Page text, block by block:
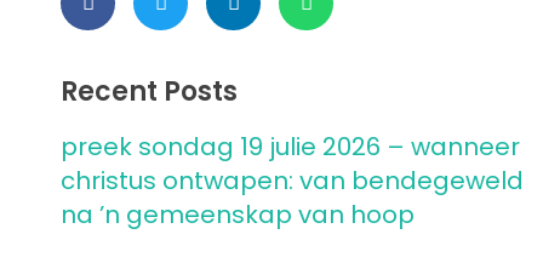
Recent Posts
preek sondag 19 julie 2026 – wanneer
christus ontwapen: van bendegeweld
na ’n gemeenskap van hoop